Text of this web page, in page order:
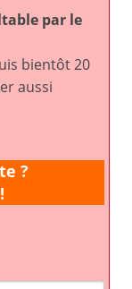
par le
bientôt 20
aussi
?